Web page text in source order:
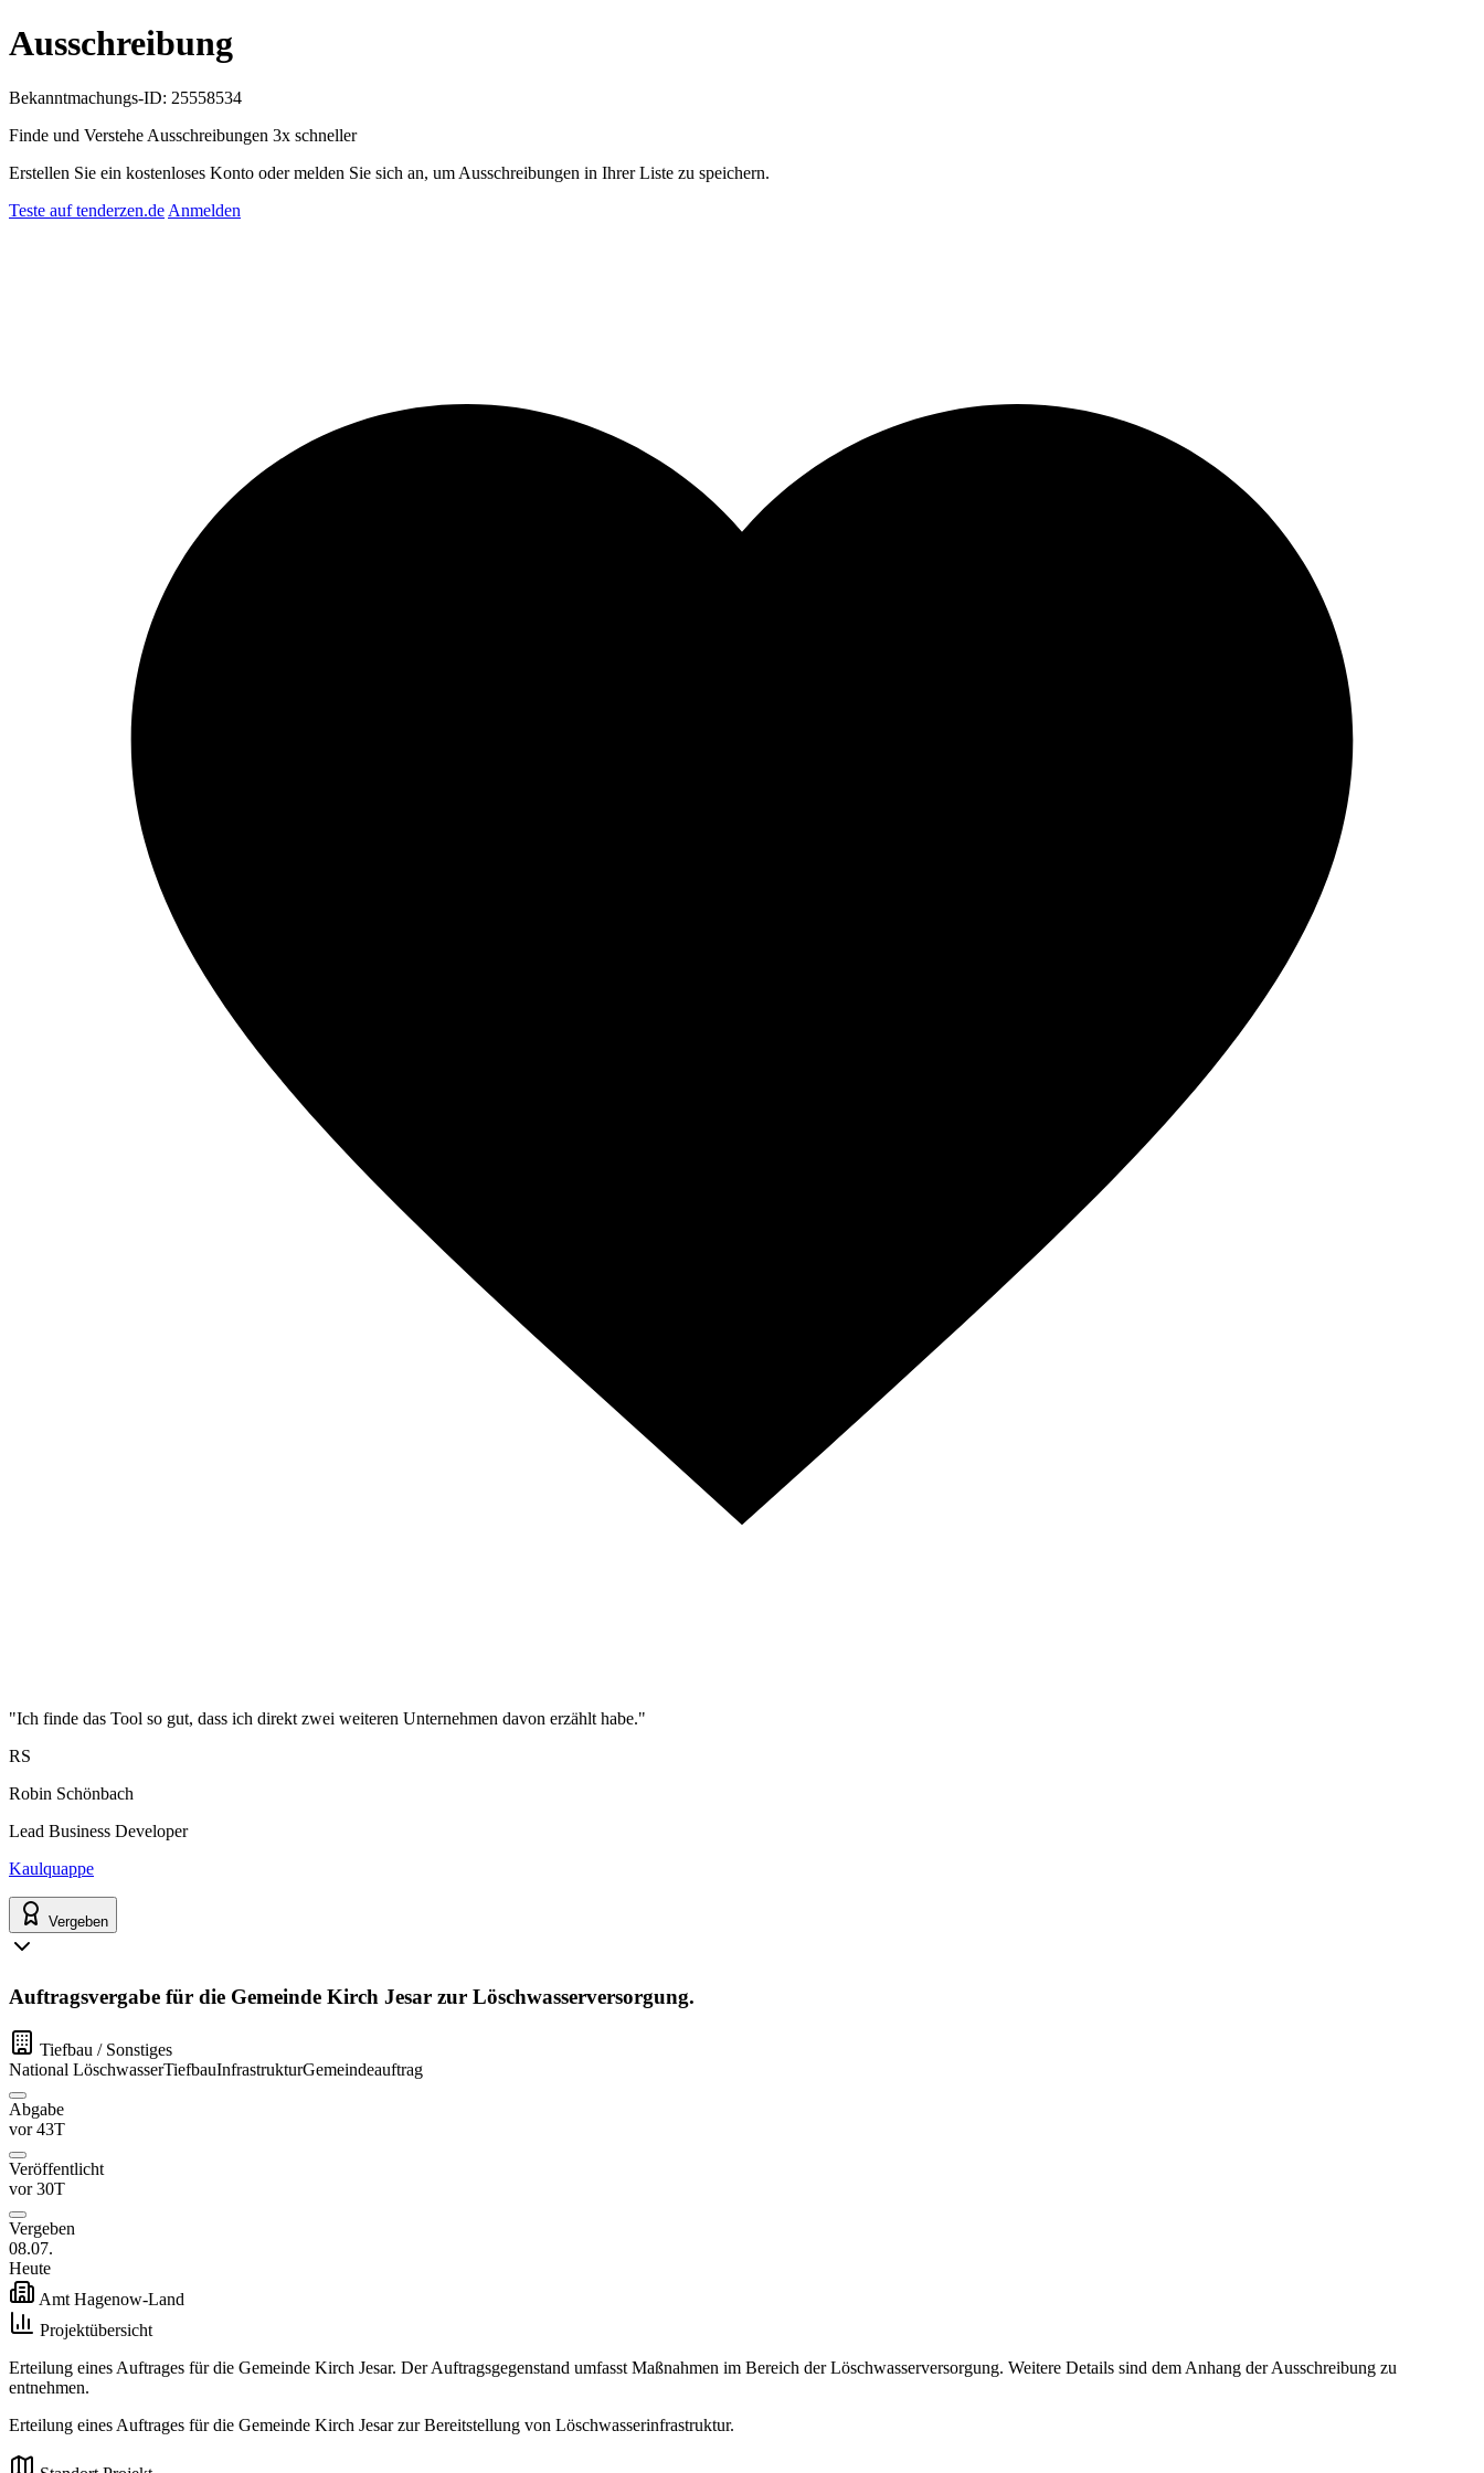
Ausschreibung
Bekanntmachungs-ID: 25558534
Finde und Verstehe Ausschreibungen 3x schneller
Erstellen Sie ein kostenloses Konto oder melden Sie sich an, um Ausschreibungen in Ihrer Liste zu speichern.
Teste auf tenderzen.de Anmelden
"Ich finde das Tool so gut, dass ich direkt zwei weiteren Unternehmen davon erzählt habe."
RS
Robin Schönbach
Lead Business Developer
Kaulquappe
Vergeben
Auftragsvergabe für die Gemeinde Kirch Jesar zur Löschwasserversorgung.
Tiefbau / Sonstiges
National LöschwasserTiefbauInfrastrukturGemeindeauftrag
Abgabe
vor 43T
Veröffentlicht
vor 30T
Vergeben
08.07.
Heute
Amt Hagenow-Land
Projektübersicht
Erteilung eines Auftrages für die Gemeinde Kirch Jesar. Der Auftragsgegenstand umfasst Maßnahmen im Bereich der Löschwasserversorgung. Weitere Details sind dem Anhang der Ausschreibung zu
entnehmen.
Erteilung eines Auftrages für die Gemeinde Kirch Jesar zur Bereitstellung von Löschwasserinfrastruktur.